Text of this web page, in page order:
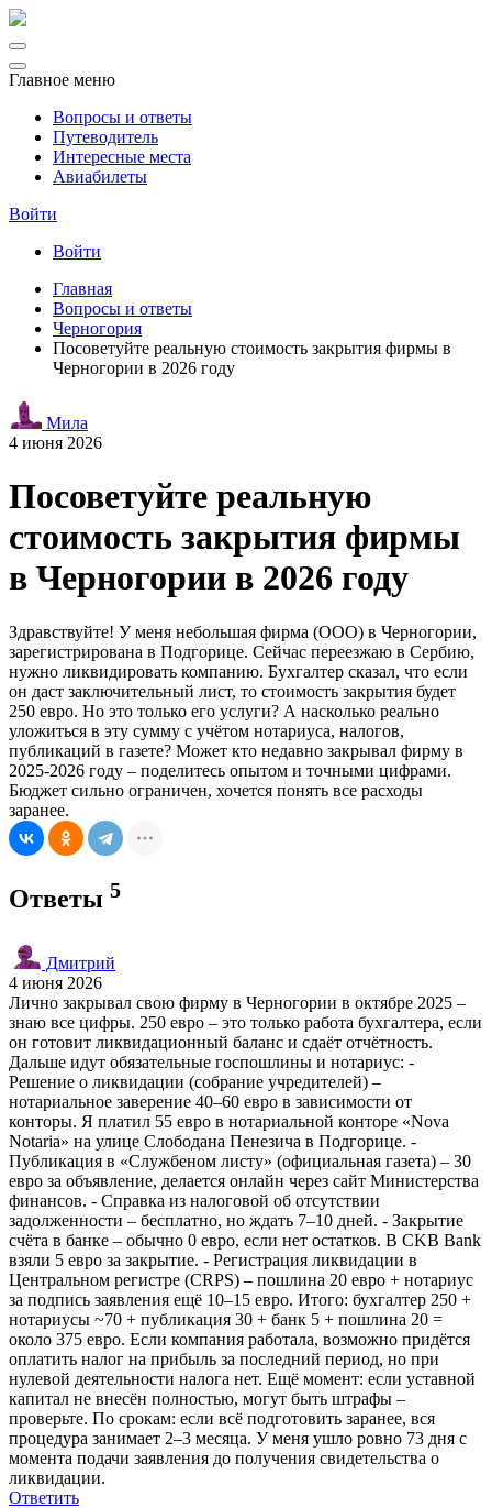
Главное меню
Вопросы и ответы
Путеводитель
Интересные места
Авиабилеты
Войти
Войти
Главная
Вопросы и ответы
Черногория
Посоветуйте реальную стоимость закрытия фирмы в
Черногории в 2026 году
Мила
4 июня 2026
Посоветуйте реальную
стоимость закрытия фирмы
в Черногории в 2026 году
Здравствуйте! У меня небольшая фирма (ООО) в Черногории,
зарегистрирована в Подгорице. Сейчас переезжаю в Сербию,
нужно ликвидировать компанию. Бухгалтер сказал, что если
он даст заключительный лист, то стоимость закрытия будет
250 евро. Но это только его услуги? А насколько реально
уложиться в эту сумму с учётом нотариуса, налогов,
публикаций в газете? Может кто недавно закрывал фирму в
2025-2026 году – поделитесь опытом и точными цифрами.
Бюджет сильно ограничен, хочется понять все расходы
заранее.
Ответы 5
Дмитрий
4 июня 2026
Лично закрывал свою фирму в Черногории в октябре 2025 –
знаю все цифры. 250 евро – это только работа бухгалтера, если
он готовит ликвидационный баланс и сдаёт отчётность.
Дальше идут обязательные госпошлины и нотариус: -
Решение о ликвидации (собрание учредителей) –
нотариальное заверение 40–60 евро в зависимости от
конторы. Я платил 55 евро в нотариальной конторе «Nova
Notaria» на улице Слободана Пенезича в Подгорице. -
Публикация в «Службеном листу» (официальная газета) – 30
евро за объявление, делается онлайн через сайт Министерства
финансов. - Справка из налоговой об отсутствии
задолженности – бесплатно, но ждать 7–10 дней. - Закрытие
счёта в банке – обычно 0 евро, если нет остатков. В CKB Bank
взяли 5 евро за закрытие. - Регистрация ликвидации в
Центральном регистре (CRPS) – пошлина 20 евро + нотариус
за подпись заявления ещё 10–15 евро. Итого: бухгалтер 250 +
нотариусы ~70 + публикация 30 + банк 5 + пошлина 20 =
около 375 евро. Если компания работала, возможно придётся
оплатить налог на прибыль за последний период, но при
нулевой деятельности налога нет. Ещё момент: если уставной
капитал не внесён полностью, могут быть штрафы –
проверьте. По срокам: если всё подготовить заранее, вся
процедура занимает 2–3 месяца. У меня ушло ровно 73 дня с
момента подачи заявления до получения свидетельства о
ликвидации.
Ответить